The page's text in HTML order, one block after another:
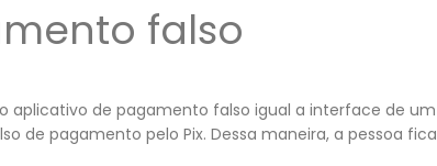
falso
aplicativo de pagamento falso igual a interface de um
de pagamento pelo Pix. Dessa maneira, a pessoa fica